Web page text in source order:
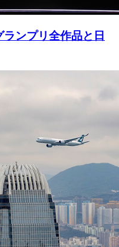
ンプリ全作品と日